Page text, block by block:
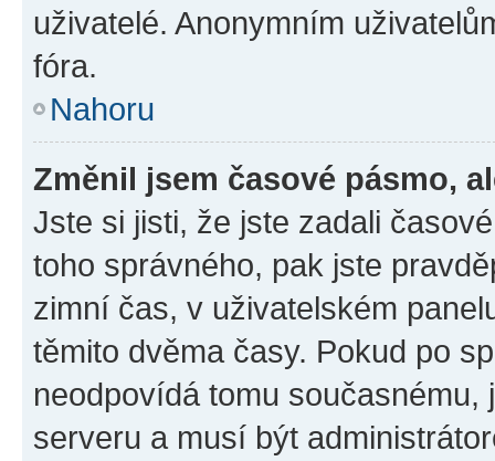
uživatelé. Anonymním
fóra.
Nahoru
Změnil jsem časové pásmo,
Jste si jisti, že jste zadali
toho správného, pak jste
zimní čas, v uživatelském
těmito dvěma časy. Pokud po
neodpovídá tomu
serveru a musí být